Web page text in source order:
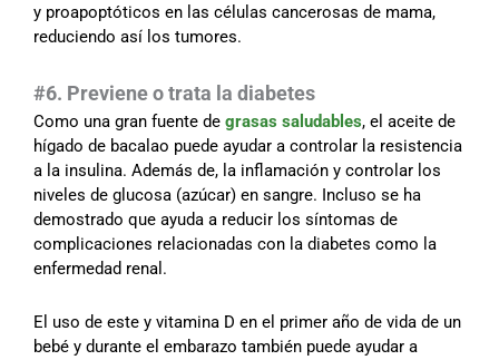
y proapoptóticos en las células cancerosas de mama,
reduciendo así los tumores.
#6. Previene o trata la diabetes
Como una gran fuente de grasas saludables, el aceite de
hígado de bacalao puede ayudar a controlar la resistencia
a la insulina. Además de, la inflamación y controlar los
niveles de glucosa (azúcar) en sangre. Incluso se ha
demostrado que ayuda a reducir los síntomas de
complicaciones relacionadas con la diabetes como la
enfermedad renal.
El uso de este y vitamina D en el primer año de vida de un
bebé y durante el embarazo también puede ayudar a